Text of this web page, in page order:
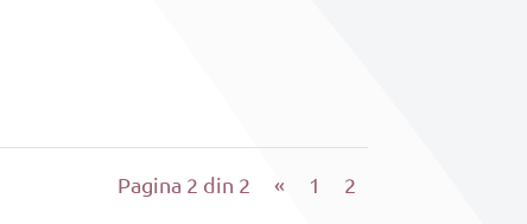
Pagina 2 din 2 « 1 2